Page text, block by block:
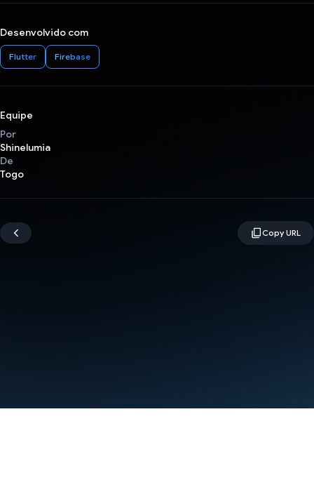
Desenvolvido com
Flutter Firebase
Equipe
Por
Shinelumia
De
Togo